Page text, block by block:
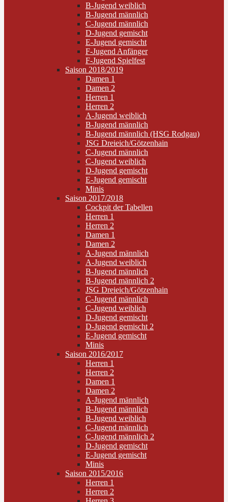
B-Jugend weiblich
B-Jugend männlich
C-Jugend männlich
D-Jugend gemischt
E-Jugend gemischt
F-Jugend Anfänger
F-Jugend Spielfest
Saison 2018/2019
Damen 1
Damen 2
Herren 1
Herren 2
A-Jugend weiblich
B-Jugend männlich
B-Jugend männlich (HSG Rodgau)
JSG Dreieich/Götzenhain
C-Jugend männlich
C-Jugend weiblich
D-Jugend gemischt
E-Jugend gemischt
Minis
Saison 2017/2018
Cockpit der Tabellen
Herren 1
Herren 2
Damen 1
Damen 2
A-Jugend männlich
A-Jugend weiblich
B-Jugend männlich
B-Jugend männlich 2
JSG Dreieich/Götzenhain
C-Jugend männlich
C-Jugend weiblich
D-Jugend gemischt
D-Jugend gemischt 2
E-Jugend gemischt
Minis
Saison 2016/2017
Herren 1
Herren 2
Damen 1
Damen 2
A-Jugend männlich
B-Jugend männlich
B-Jugend weiblich
C-Jugend männlich
C-Jugend männlich 2
D-Jugend gemischt
E-Jugend gemischt
Minis
Saison 2015/2016
Herren 1
Herren 2